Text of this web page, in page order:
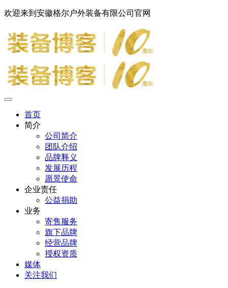
欢迎来到安徽格尔户外装备有限公司官网
首页
简介
公司简介
团队介绍
品牌释义
发展历程
愿景使命
企业责任
公益捐助
业务
寄售服务
旗下品牌
经营品牌
授权资质
媒体
关注我们